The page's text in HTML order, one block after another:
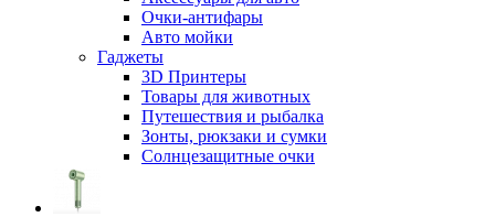
Очки-антифары
Авто мойки
Гаджеты
3D Принтеры
Товары для животных
Путешествия и рыбалка
Зонты, рюкзаки и сумки
Солнцезащитные очки